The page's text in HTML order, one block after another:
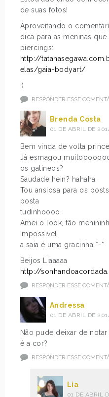
de suas fotos!
Aproveitando o
dica para as meninas
piercings:
http://
elas/gaia-bodyart/
;)
RESPONDER ESSE
Brenda Costa
01 DE ABRIL DE
Bem vinda de volta
Já esmagou
os gatineos?
Saudade hein? hahaha
Tou ansiosa para os
posta
tudinhoooo.
Amei o look, tão
impossivel,
a saia é uma gracinha *-*
Beijos Liaaaaa
http://
RESPONDER ESSE
Andressa
01 DE ABRIL DE
Não pude deixar de notar
é a cor?
RESPONDER ESSE
Lia
01 DE ABRIL